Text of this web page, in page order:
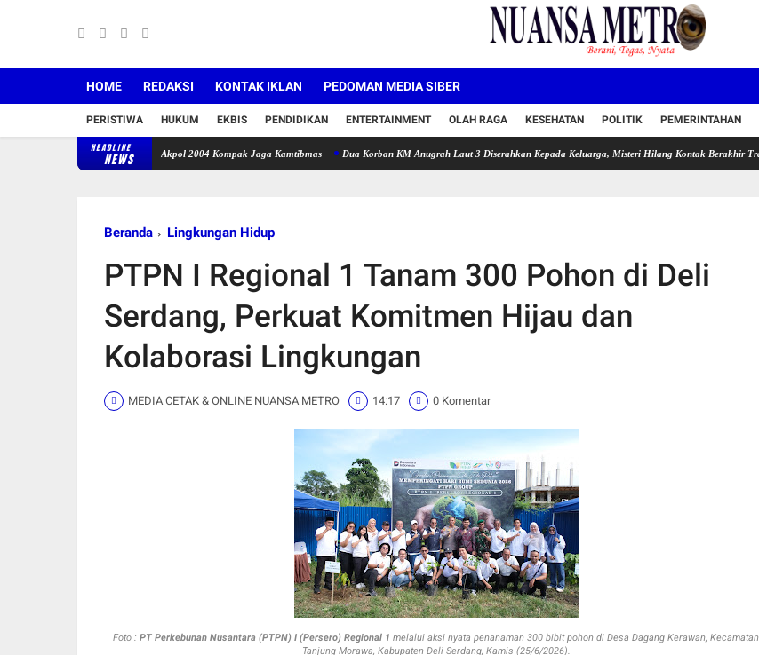
HOME REDAKSI KONTAK IKLAN PEDOMAN MEDIA SIBER
PERISTIWA HUKUM EKBIS PENDIDIKAN ENTERTAINMENT OLAH RAGA KESEHATAN POLITIK PEMERINTAHAN
HEADLINE
NEWS
Dua Komandan Akpol 2004 Kompak Jaga Kamtibmas Dua Korban KM Anugrah Laut 3 Diserahkan Kepada Keluarga, Misteri Hilang Kontak Berakhir Tragis
Beranda Lingkungan Hidup
PTPN I Regional 1 Tanam 300 Pohon di Deli
Serdang, Perkuat Komitmen Hijau dan
Kolaborasi Lingkungan
MEDIA CETAK & ONLINE NUANSA METRO 14:17 0 Komentar
Foto : PT Perkebunan Nusantara (PTPN) I (Persero) Regional 1 melalui aksi nyata penanaman 300 bibit pohon di Desa Dagang Kerawan, Kecamatan
Tanjung Morawa, Kabupaten Deli Serdang, Kamis (25/6/2026).